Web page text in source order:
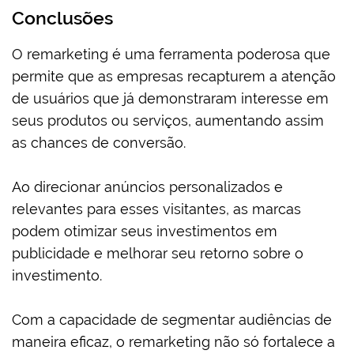
Conclusões
O remarketing é uma ferramenta poderosa que
permite que as empresas recapturem a atenção
de usuários que já demonstraram interesse em
seus produtos ou serviços, aumentando assim
as chances de conversão.
Ao direcionar anúncios personalizados e
relevantes para esses visitantes, as marcas
podem otimizar seus investimentos em
publicidade e melhorar seu retorno sobre o
investimento.
Com a capacidade de segmentar audiências de
maneira eficaz, o remarketing não só fortalece a